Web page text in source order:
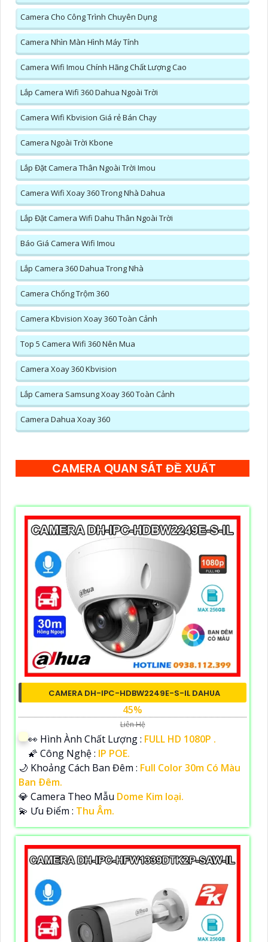
Camera Cho Công Trình Chuyên Dụng
Camera Nhìn Màn Hình Máy Tính
Camera Wifi Imou Chính Hãng Chất Lượng Cao
Lắp Camera Wifi 360 Dahua Ngoài Trời
Camera Wifi Kbvision Giá rẻ Bán Chạy
Camera Ngoài Trời Kbone
Lắp Đặt Camera Thân Ngoài Trời Imou
Camera Wifi Xoay 360 Trong Nhà Dahua
Lắp Đặt Camera Wifi Dahu Thân Ngoài Trời
Báo Giá Camera Wifi Imou
Lắp Camera 360 Dahua Trong Nhà
Camera Chống Trộm 360
Camera Kbvision Xoay 360 Toàn Cảnh
Top 5 Camera Wifi 360 Nên Mua
Camera Xoay 360 Kbvision
Lắp Camera Samsung Xoay 360 Toàn Cảnh
Camera Dahua Xoay 360
CAMERA QUAN SÁT ĐỀ XUẤT
CAMERA DH-IPC-HDBW2249E-S-IL DAHUA
45%
Liên Hệ
️👀 Hình Ành Chất Lượng : FULL HD 1080P .
🌠 Công Nghệ : IP POE.
🌙 Khoảng Cách Ban Đêm : Full Color 30m Có Màu
Ban Ðêm.
💎 Camera Theo Mẫu Dome Kim loại.
️💫 Ưu Điểm : Thu Âm.